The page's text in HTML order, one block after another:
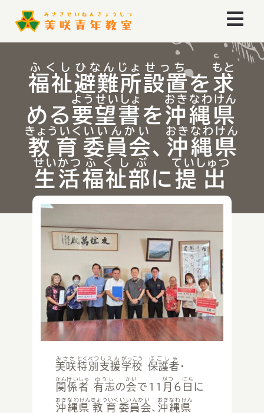
Skip
content
ホーム
お知らせ
イベント
ごあいさつ
美咲青年教室とは
美咲青年教室のあゆみ
役員
やくいん
美咲特別支援学校校歌
福祉
ふくし
避難所
ひなんじょ
設置
せっち
を 求
もと
める要望書
ようせいしょ
を沖縄県
おきなわけん
教育
きょういく
委員会
いいんかい
、 沖縄県
おきなわけん
生活
せいかつ
福祉部
ふくしぶ
に 提出
ていしゅつ
美咲
みさき
特別
とくべつ
支援
しえん
学校
がっこう
保護者
ほごしゃ
・
関係者
かんけいしゃ
有志
ゆうし
の会
かい
で11 月
がつ
6 日
にち
に
沖縄県
おきなわけん
教育
きょういく
委員会
いいんかい
、 沖縄県
おきなわけん